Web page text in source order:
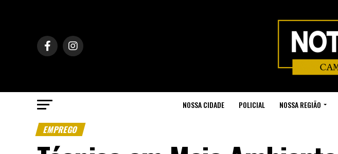
NOSSA CIDADE POLICIAL NOSSA REGIÃO
EMPREGO